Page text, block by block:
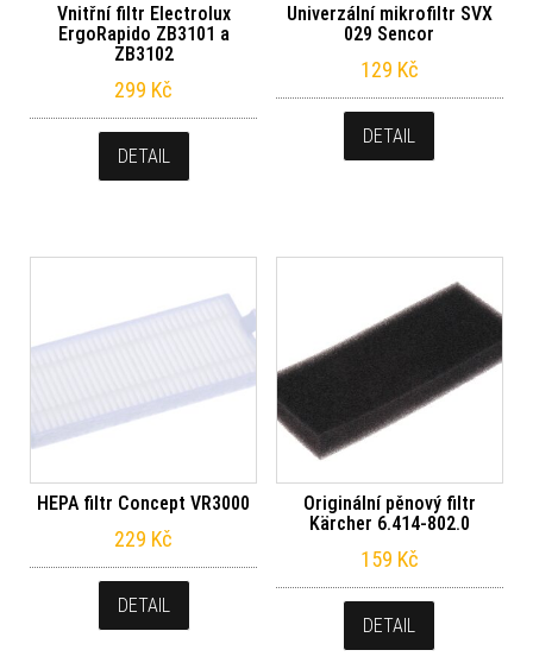
Vnitřní filtr Electrolux
ErgoRapido ZB3101 a
ZB3102
299 Kč
DETAIL
Univerzální mikrofiltr SVX
029 Sencor
129 Kč
DETAIL
HEPA filtr Concept VR3000
229 Kč
DETAIL
Originální pěnový filtr
Kärcher 6.414-802.0
159 Kč
DETAIL